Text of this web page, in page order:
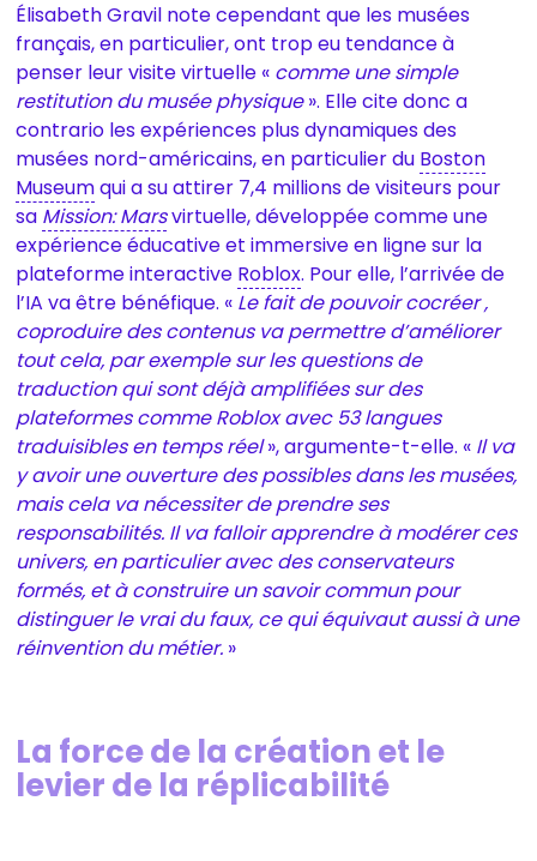
Élisabeth Gravil note cependant que les musées
français, en particulier, ont trop eu tendance à
penser leur visite virtuelle « comme une simple
restitution du musée physique». Elle cite donc a
contrario les expériences plus dynamiques des
musées nord-américains, en particulier du Boston
Museumqui a su attirer 7,4 millions de visiteurs pour
sa Mission: Marsvirtuelle, développée comme une
expérience éducative et immersive en ligne sur la
plateforme interactive Roblox. Pour elle, l’arrivée de
l’IA va être bénéfique. « Le fait de pouvoir cocréer ,
coproduire des contenus va permettre d’améliorer
tout cela, par exemple sur les questions de
traduction qui sont déjà amplifiées sur des
plateformes comme Roblox avec 53 langues
traduisibles en temps réel», argumente-t-elle. « Il va
y avoir une ouverture des possibles dans les musées,
mais cela va nécessiter de prendre ses
responsabilités. Il va falloir apprendre à modérer ces
univers, en particulier avec des conservateurs
formés, et à construire un savoir commun pour
distinguer le vrai du faux, ce qui équivaut aussi à une
réinvention du métier. »
La force de la création et le
levier de la réplicabilité